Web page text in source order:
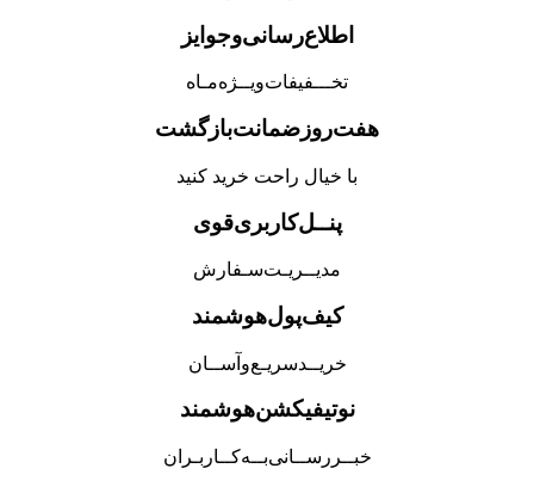
اطلاع‌رسانی‌و‌جوایز
تخـــفیفات‌ویــژه‌مـاه
هفت‌روز‌ضمانت‌بازگشت
با خیال راحت خرید کنید
پنــل‌کاربری‌قوی
مدیــریـت‌سـفارش
کیف‌پول‌هوشمند
خریــد‌سریـع‌و‌آســان
نوتیفیکشن‌هوشمند
خبــررســانی‌بــه‌کــاربـران